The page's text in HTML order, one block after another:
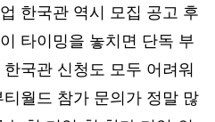
한국관 역시 모집 공고 후
타이밍을 놓치면 단독 부
국관 신청도 모두 어려워
월드 참가 문의가 정말 많